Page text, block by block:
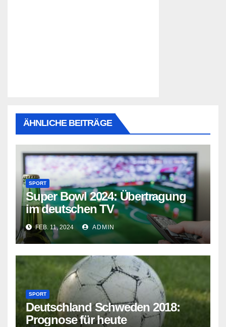
ÄHNLICHE BEITRÄGE
SPORT
Super Bowl 2024: Übertragung
im deutschen TV
FEB. 11, 2024 ADMIN
SPORT
Deutschland Schweden 2018:
Prognose für heute